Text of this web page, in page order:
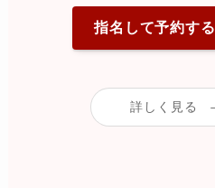
指名して予約する
詳しく見る